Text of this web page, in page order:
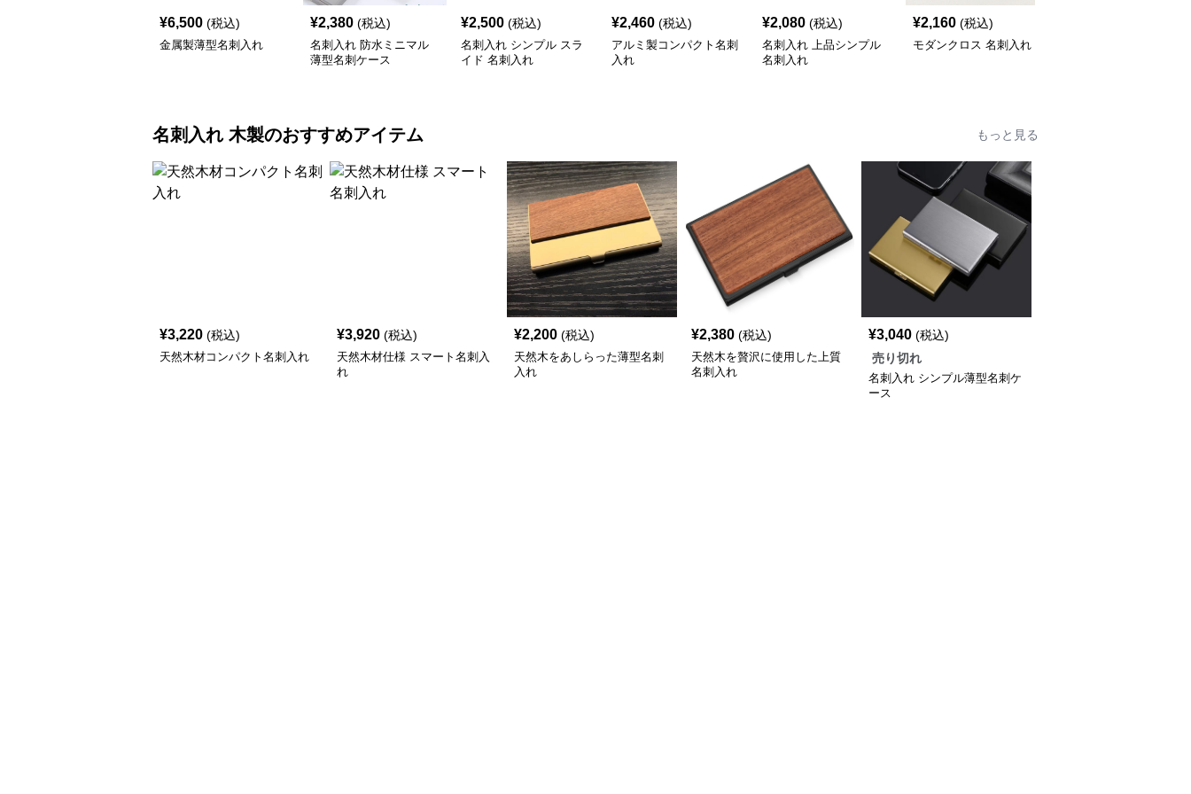
¥6,500 (税込)
金属製薄型名刺入れ
¥2,380 (税込)
名刺入れ 防水ミニマル
薄型名刺ケース
¥2,500 (税込)
名刺入れ シンプル スラ
イド 名刺入れ
¥2,460 (税込)
アルミ製コンパクト名刺
入れ
¥2,080 (税込)
名刺入れ 上品シンプル
名刺入れ
¥2,160 (税込)
モダンクロス 名刺入れ
名刺入れ 木製のおすすめアイテム もっと見る
¥3,220 (税込)
天然木材コンパクト名刺入れ
¥3,920 (税込)
天然木材仕様 スマート名刺入
れ
¥2,200 (税込)
天然木をあしらった薄型名刺
入れ
¥2,380 (税込)
天然木を贅沢に使用した上質
名刺入れ
¥3,040 (税込)
売り切れ
名刺入れ シンプル薄型名刺ケ
ース